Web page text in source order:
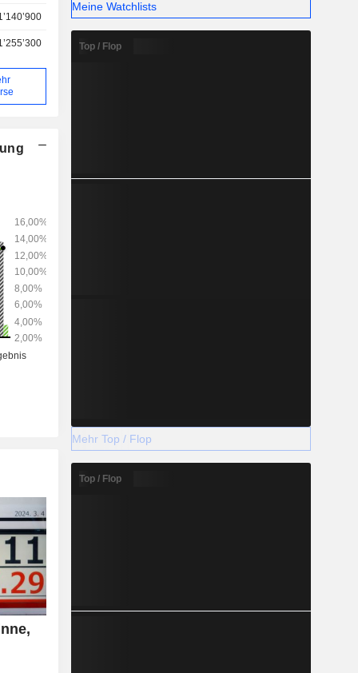
Meine Watchlists
Top / Flop
Mehr Top / Flop
Top / Flop